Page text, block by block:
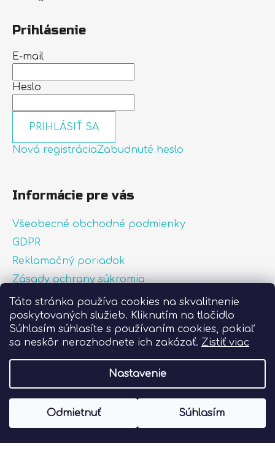
Táto stránka používa cookies na skvalitnenie
poskytovaných služieb. Kliknutím na tlačidlo
Súhlasím súhlasíte s používaním cookies, pokiaľ
sa neskôr nerozhodnete ich zakázať. Zistiť viac
Nastavenie
Odmietnuť Súhlasím
Prihlásenie
E-mail
Heslo
PRIHLÁSIŤ SA
Nová registráciaZabudnuté heslo
Informácie pre vás
Všeobecné obchodné podmienky
GDPR
Reklamačný poriadok
Zásady ochrany súkromia
Zásady používania súborov cookies
O nás
FAQ
Vytvoril Shoptet
Copyright 2026
. Všetky práva
vyhradené.Upraviť nastavenie cookies